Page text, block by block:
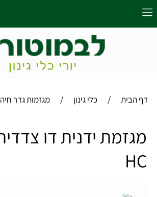
דף הבית / כלי גינון / מגזמות גדר חיה
HC